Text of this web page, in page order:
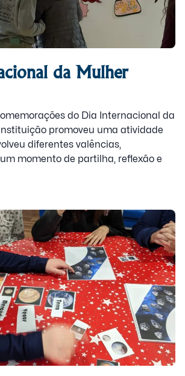
da Mulher
do Dia Internacional da
promoveu uma atividade
diferentes valências,
momento de partilha, reflexão e